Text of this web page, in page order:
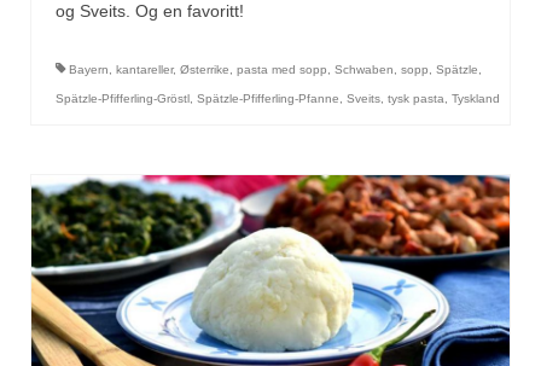
og Sveits. Og en favoritt!
Bayern, kantareller, Østerrike, pasta med sopp, Schwaben, sopp, Spätzle,
Spätzle-Pfifferling-Gröstl , Spätzle-Pfifferling-Pfanne, Sveits, tysk pasta, Tyskland